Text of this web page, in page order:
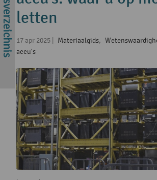
letten
17 apr 2025 Materiaalgids,
accu's